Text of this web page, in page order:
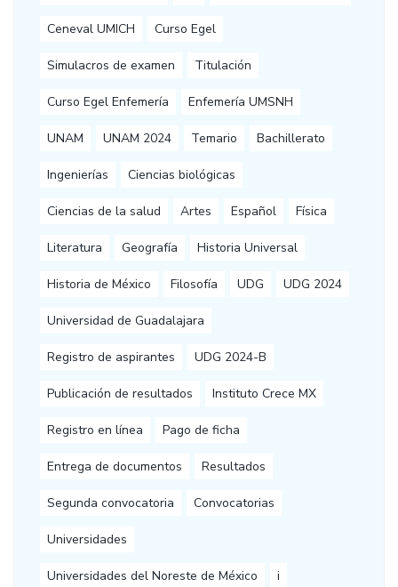
Ceneval UMICH Curso Egel
Simulacros de examen Titulación
Curso Egel Enfemería Enfemería UMSNH
UNAM UNAM 2024 Temario Bachillerato
Ingenierías Ciencias biológicas
Ciencias de la salud Artes Español Física
Literatura Geografía Historia Universal
Historia de México Filosofía UDG UDG 2024
Universidad de Guadalajara
Registro de aspirantes UDG 2024-B
Publicación de resultados Instituto Crece MX
Registro en línea Pago de ficha
Entrega de documentos Resultados
Segunda convocatoria Convocatorias
Universidades
Universidades del Noreste de México i